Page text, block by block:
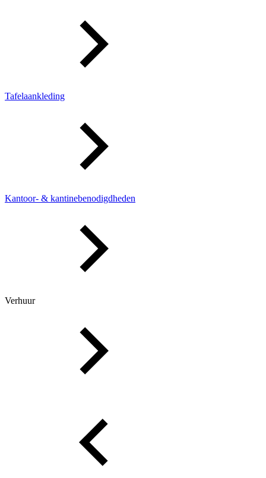
Tafelaankleding
Kantoor- & kantinebenodigdheden
Verhuur